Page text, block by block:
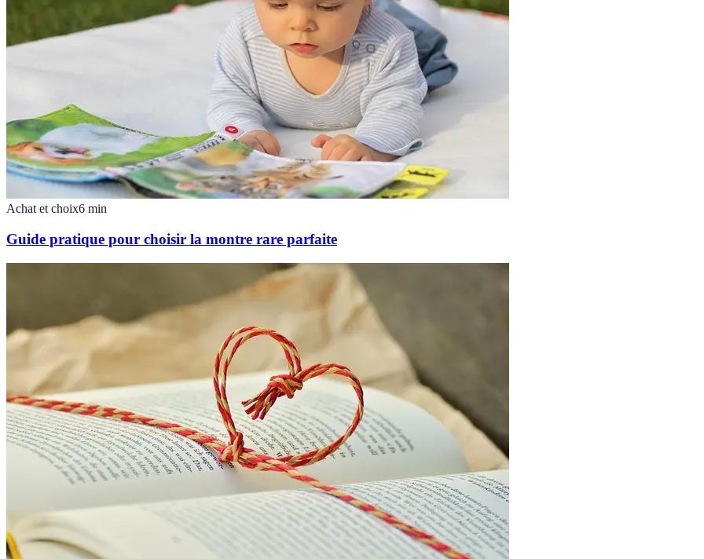
Achat et choix6 min
Guide pratique pour choisir la montre rare parfaite